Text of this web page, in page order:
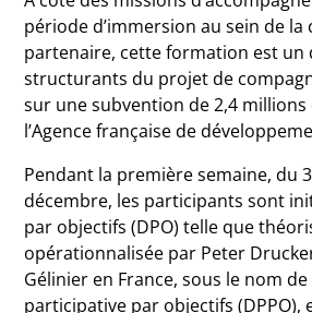
période d’immersion au sein de
partenaire, cette formation est un
structurants du projet de
sur une subvention de 2,4 millions
l’Agence française de
Pendant la première semaine, du
décembre, les participants sont
par objectifs (DPO) telle que
opérationnalisée par Peter
Gélinier en France, sous le nom
participative par objectifs (DPPO),